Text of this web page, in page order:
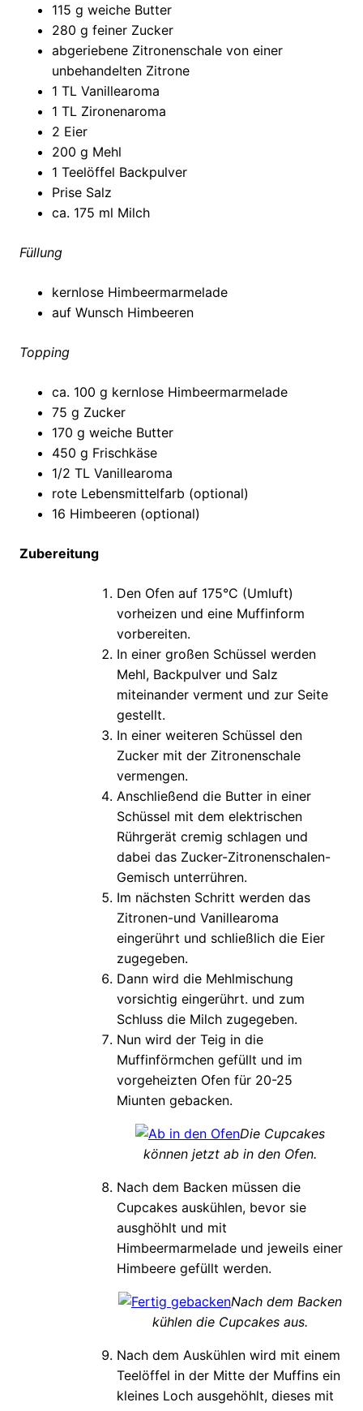
115 g weiche Butter
280 g feiner Zucker
abgeriebene Zitronenschale von einer
unbehandelten Zitrone
1 TL Vanillearoma
1 TL Zironenaroma
2 Eier
200 g Mehl
1 Teelöffel Backpulver
Prise Salz
ca. 175 ml Milch
Füllung
kernlose Himbeermarmelade
auf Wunsch Himbeeren
Topping
ca. 100 g kernlose Himbeermarmelade
75 g Zucker
170 g weiche Butter
450 g Frischkäse
1/2 TL Vanillearoma
rote Lebensmittelfarb (optional)
16 Himbeeren (optional)
Zubereitung
Den Ofen auf 175°C (Umluft)
vorheizen und eine Muffinform
vorbereiten.
In einer großen Schüssel werden
Mehl, Backpulver und Salz
miteinander verment und zur Seite
gestellt.
In einer weiteren Schüssel den
Zucker mit der Zitronenschale
vermengen.
Anschließend die Butter in einer
Schüssel mit dem elektrischen
Rührgerät cremig schlagen und
dabei das Zucker-Zitronenschalen-
Gemisch unterrühren.
Im nächsten Schritt werden das
Zitronen-und Vanillearoma
eingerührt und schließlich die Eier
zugegeben.
Dann wird die Mehlmischung
vorsichtig eingerührt. und zum
Schluss die Milch zugegeben.
Nun wird der Teig in die
Muffinförmchen gefüllt und im
vorgeheizten Ofen für 20-25
Miunten gebacken.
Die Cupcakes
können jetzt ab in den Ofen.
Nach dem Backen müssen die
Cupcakes auskühlen, bevor sie
ausghöhlt und mit
Himbeermarmelade und jeweils einer
Himbeere gefüllt werden.
Nach dem Backen
kühlen die Cupcakes aus.
Nach dem Auskühlen wird mit einem
Teelöffel in der Mitte der Muffins ein
kleines Loch ausgehöhlt, dieses mit